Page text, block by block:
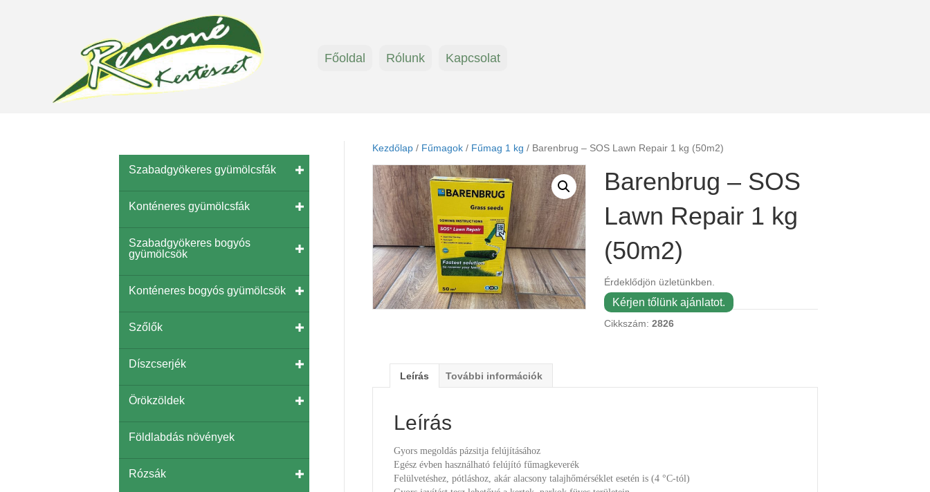
Főoldal Rólunk Kapcsolat
Kezdőlap / Fűmagok / Fűmag 1 kg / Barenbrug – SOS Lawn Repair 1 kg (50m2)
Barenbrug – SOS
Lawn Repair 1 kg
(50m2)
Érdeklődjön üzletünkben.
Kérjen tőlünk ajánlatot.
Cikkszám: 2826
Leírás További információk
Leírás
Gyors megoldás pázsitja felújításához
Egész évben használható felújító fűmagkeverék
Felülvetéshez, pótláshoz, akár alacsony talajhőmérséklet esetén is (4 °C-tól)
Szabadgyökeres gyümölcsfák
Konténeres gyümölcsfák
Szabadgyökeres bogyós
gyümölcsök
Konténeres bogyós gyümölcsök
Szőlők
Díszcserjék
Örökzöldek
Földlabdás növények
Rózsák